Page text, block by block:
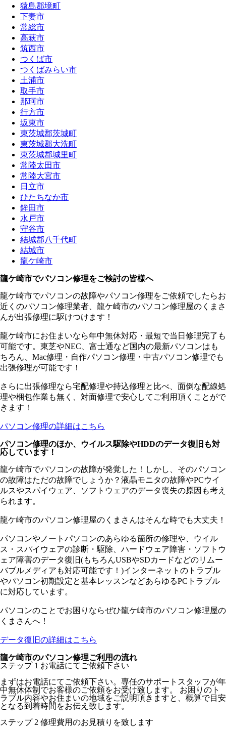
猿島郡境町
下妻市
常総市
高萩市
筑西市
つくば市
つくばみらい市
土浦市
取手市
那珂市
行方市
坂東市
東茨城郡茨城町
東茨城郡大洗町
東茨城郡城里町
常陸太田市
常陸大宮市
日立市
ひたちなか市
鉾田市
水戸市
守谷市
結城郡八千代町
結城市
龍ケ崎市
龍ケ崎市でパソコン修理をご検討の皆様へ
龍ケ崎市でパソコンの故障やパソコン修理をご依頼でしたらお
近くのパソコン修理業者、龍ケ崎市のパソコン修理屋のくまさ
んが出張修理に駆けつけます！
龍ケ崎市にお住まいなら年中無休対応・最短で当日修理完了も
可能です。東芝やNEC、富士通など国内の最新パソコンはも
ちろん、Mac修理・自作パソコン修理・中古パソコン修理でも
出張修理が可能です！
さらに出張修理なら宅配修理や持込修理と比べ、面倒な配線処
理や梱包作業も無く、対面修理で安心してご利用頂くことがで
きます！
パソコン修理の詳細はこちら
パソコン修理のほか、ウイルス駆除やHDDのデータ復旧も対
応しています！
龍ケ崎市でパソコンの故障が発覚した！しかし、そのパソコン
の故障はただの故障でしょうか？液晶モニタの故障やPCウイ
ルスやスパイウェア、ソフトウェアのデータ喪失の原因も考え
られます。
龍ケ崎市のパソコン修理屋のくまさんはそんな時でも大丈夫！
パソコンやノートパソコンのあらゆる箇所の修理や、ウイル
ス・スパイウェアの診断・駆除、ハードウェア障害・ソフトウ
ェア障害のデータ復旧(もちろんUSBやSDカードなどのリムー
バブルメディアも対応可能です！)インターネットのトラブル
やパソコン初期設定と基本レッスンなどあらゆるPCトラブル
に対応しています。
パソコンのことでお困りならぜひ龍ケ崎市のパソコン修理屋の
くまさんへ！
データ復旧の詳細はこちら
龍ケ崎市のパソコン修理ご利用の流れ
ステップ 1 お電話にてご依頼下さい
まずはお電話にてご依頼下さい。専任のサポートスタッフが年
中無休体制でお客様のご依頼をお受け致します。 お困りのト
ラブル内容やお住まいの地域をご説明頂きますと、概算で目安
となる到着時間をお伝え致します。
ステップ 2 修理費用のお見積りを致します